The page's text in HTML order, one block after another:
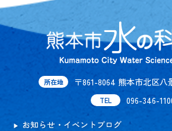
所在地 〒861-8064 熊本市北区八
TEL 096-346-
お知らせ・イベントブログ